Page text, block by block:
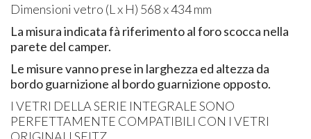
Dimensioni vetro (L x H) 568 x 434 mm
La misura indicata fà riferimento al foro scocca nella
parete del camper.
Le misure vanno prese in larghezza ed altezza da
bordo guarnizione al bordo guarnizione opposto.
I VETRI DELLA SERIE INTEGRALE SONO
PERFETTAMENTE COMPATIBILI CON I VETRI